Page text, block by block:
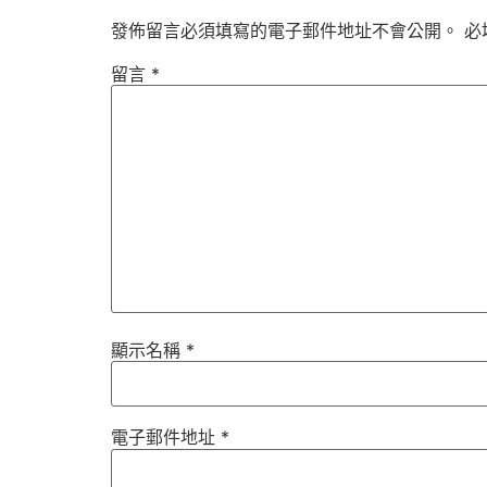
發佈留言必須填寫的電子郵件地址不會公開。 必
留言 *
顯示名稱 *
電子郵件地址 *